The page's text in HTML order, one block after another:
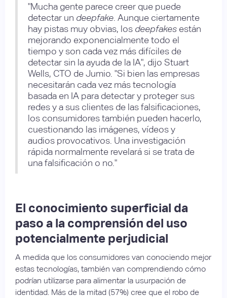
"Mucha gente parece creer que puede
detectar un deepfake . Aunque ciertamente
hay pistas muy obvias, los deepfakes están
mejorando exponencialmente todo el
tiempo y son cada vez más difíciles de
detectar sin la ayuda de la IA", dijo Stuart
Wells, CTO de Jumio. "Si bien las empresas
necesitarán cada vez más tecnología
basada en IA para detectar y proteger sus
redes y a sus clientes de las falsificaciones,
los consumidores también pueden hacerlo,
cuestionando las imágenes, vídeos y
audios provocativos. Una investigación
rápida normalmente revelará si se trata de
una falsificación o no."
El conocimiento superficial da
paso a la comprensión del uso
potencialmente perjudicial
A medida que los consumidores van conociendo mejor
estas tecnologías, también van comprendiendo cómo
podrían utilizarse para alimentar la usurpación de
identidad. Más de la mitad (57%) cree que el robo de